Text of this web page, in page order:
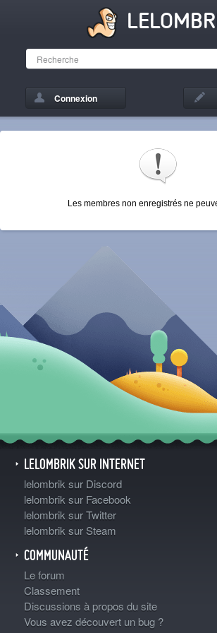
Connexion
Les membres non enregistrés ne
LELOMBRIK SUR INTERNET
lelombrik sur Discord
lelombrik sur Facebook
lelombrik sur Twitter
lelombrik sur Steam
COMMUNAUTÉ
Le forum
Classement
Discussions à propos du site
Vous avez découvert un bug ?